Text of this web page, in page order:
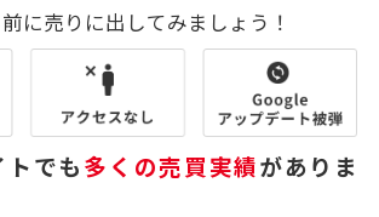
に売りに出してみましょう！
でも多くの売買実績がありま